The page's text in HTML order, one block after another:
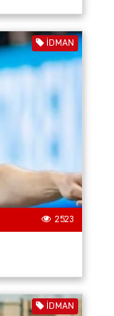
İDMAN
2523
İDMAN